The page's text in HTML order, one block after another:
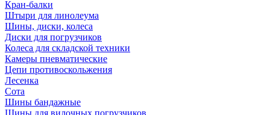
Кран-балки
Штыри для линолеума
Шины, диски, колеса
Диски для погрузчиков
Колеса для складской техники
Камеры пневматические
Цепи противоскольжения
Лесенка
Сота
Шины бандажные
Шины для вилочных погрузчиков